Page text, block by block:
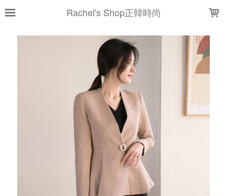
Rachel's Shop正韓時尚